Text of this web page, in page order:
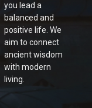
you lead a
balanced and
positive life. We
aim to connect
ancient wisdom
with modern
living.